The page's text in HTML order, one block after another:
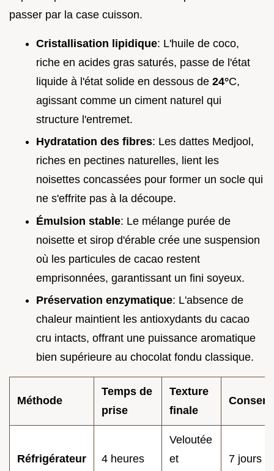
passer par la case cuisson.
Cristallisation lipidique: L'huile de coco,
riche en acides gras saturés, passe de l'état
liquide à l'état solide en dessous de 24°C,
agissant comme un ciment naturel qui
structure l'entremet.
Hydratation des fibres: Les dattes Medjool,
riches en pectines naturelles, lient les
noisettes concassées pour former un socle qui
ne s'effrite pas à la découpe.
Émulsion stable: Le mélange purée de
noisette et sirop d'érable crée une suspension
où les particules de cacao restent
emprisonnées, garantissant un fini soyeux.
Préservation enzymatique: L'absence de
chaleur maintient les antioxydants du cacao
cru intacts, offrant une puissance aromatique
bien supérieure au chocolat fondu classique.
Méthode
Temps de
prise
Texture
finale
Réfrigérateur 4 heures
Veloutée
et
7 jours